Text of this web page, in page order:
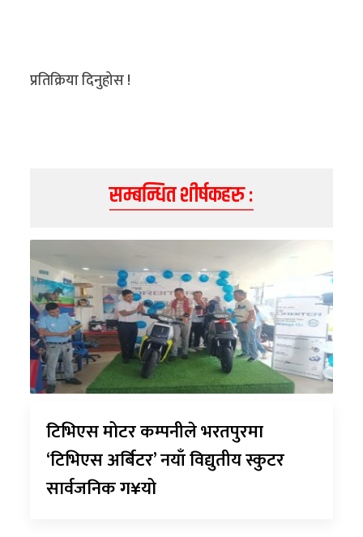
प्रतिक्रिया दिनुहोस !
सम्बन्धित शीर्षकहरु :
टिभिएस मोटर कम्पनीले भरतपुरमा
‘टिभिएस अर्बिटर’ नयाँ विद्युतीय स्कुटर
सार्वजनिक ग¥यो